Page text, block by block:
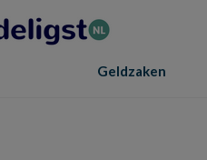
Geldzaken